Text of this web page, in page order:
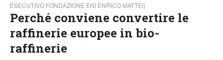
ESECUTIVO FONDAZIONE ENI ENRICO MATTEI)
Perché conviene convertire le
raffinerie europee in bio-
raffinerie